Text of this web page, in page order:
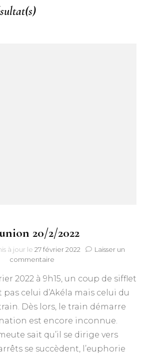
20/2/2022
à jour le 27 février 2022
Laisser un
commentaire
20/2/2022
2022 à 9h15, un coup de sifflet
pas celui d’Akéla mais celui du
Dès lors, le train démarre
est encore inconnue.
sait qu’il se dirige vers
se succèdent, l’euphorie